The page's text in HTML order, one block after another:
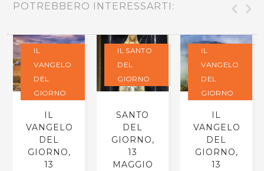
POTREBBERO INTERESSARTI:
IL
VANGELO
DEL
GIORNO
IL
VANGELO
DEL
GIORNO,
13
IL SANTO
DEL
GIORNO
SANTO
DEL
GIORNO,
13
MAGGIO
IL
VANGELO
DEL
GIORNO
IL
VANGELO
DEL
GIORNO,
13